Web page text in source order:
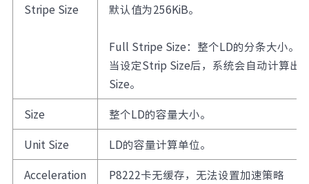
Stripe Size
默认值为256KiB。
Full Stripe Size：整个LD的分条大小。
当设定Strip Size后，系统会自动计算出
Size。
Size
整个LD的容量大小。
Unit Size
LD的容量计算单位。
Acceleration
P8222卡无缓存，无法设置加速策略